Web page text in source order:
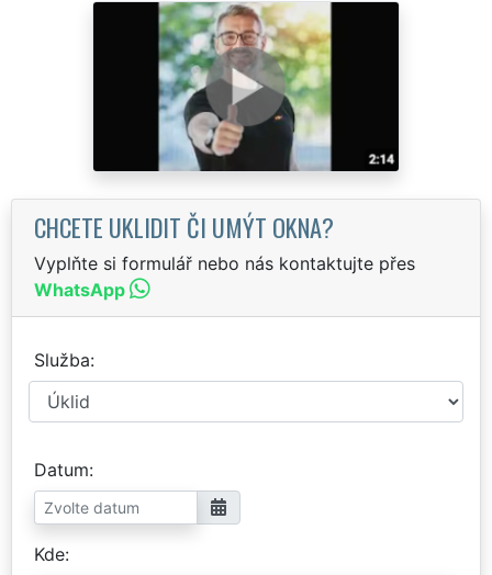
CHCETE UKLIDIT ČI UMÝT OKNA?
Vyplňte si formulář nebo nás kontaktujte přes
WhatsApp
Služba
Datum
Kde